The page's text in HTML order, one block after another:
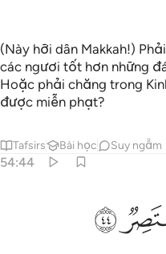
(Này hỡi dân Makkah!)
các ngươi tốt hơn những
Hoặc phải chăng trong
được miễn phạt?
Tafsirs Bài học Suy ngẫm
54:44
ﲾ